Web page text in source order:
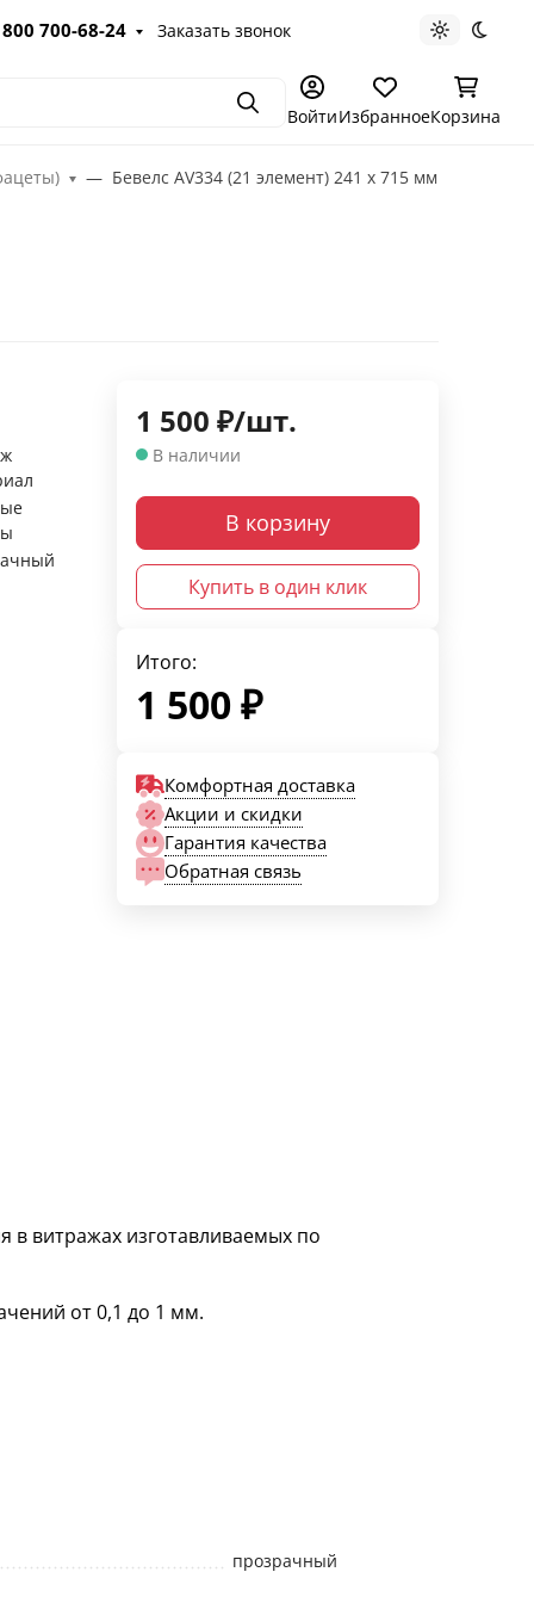
700-68-24 Заказать звонок Светлая
ПоискВойтиИзбранноеКорзина
Бевелс AV334 (21 элемент) 241 х 715 мм
1 500 ₽/шт.
В наличии
В корзину
Купить в один клик
Итого:
1 500₽
Комфортная доставка
Акции и скидки
Гарантия качества
Обратная связь
в витражах изготавливаемых по
от 0,1 до 1 мм.
прозрачный